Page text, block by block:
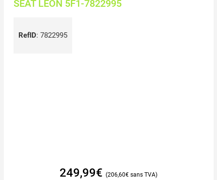
SEAT LEON 5F1-7822995
RefID: 7822995
249,99€ 206,60€